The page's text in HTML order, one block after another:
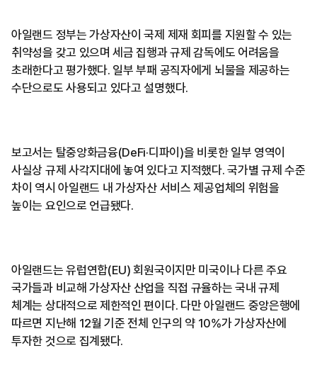
아일랜드 정부는 가상자산이 국제 제재 회피를 지원할 수 있는
취약성을 갖고 있으며 세금 집행과 규제 감독에도 어려움을
초래한다고 평가했다. 일부 부패 공직자에게 뇌물을 제공하는
수단으로도 사용되고 있다고 설명했다.
보고서는 탈중앙화금융(DeFi·디파이)을 비롯한 일부 영역이
사실상 규제 사각지대에 놓여 있다고 지적했다. 국가별 규제 수준
차이 역시 아일랜드 내 가상자산 서비스 제공업체의 위험을
높이는 요인으로 언급됐다.
아일랜드는 유럽연합(EU) 회원국이지만 미국이나 다른 주요
국가들과 비교해 가상자산 산업을 직접 규율하는 국내 규제
체계는 상대적으로 제한적인 편이다. 다만 아일랜드 중앙은행에
따르면 지난해 12월 기준 전체 인구의 약 10%가 가상자산에
투자한 것으로 집계됐다.